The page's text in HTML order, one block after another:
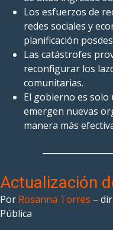
Los esfuerzos de
redes sociales y
planificación
Las catástrofes
reconfigurar los
comunitarias.
El gobierno es
emergen nuevas
manera más
Actualización
Por Rosanna Torres –
Pública